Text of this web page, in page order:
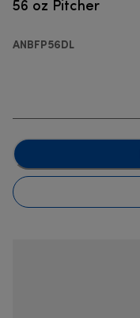
56 oz Pitcher
ANBFP56DL